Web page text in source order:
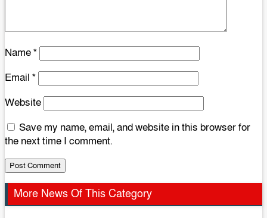
Name*
Email *
Website
Save my name, email, and website in this browser for
the next time I comment.
More News Of This Category